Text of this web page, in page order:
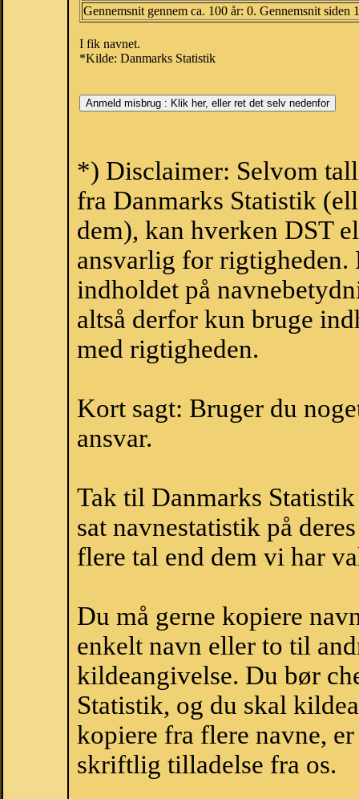
Gennemsnit gennem ca. 100 år: 0. Gennemsnit siden
I fik navnet.
*Kilde: Danmarks Statistik
*) Disclaimer: Selvom
fra Danmarks Statistik
dem), kan hverken DST
ansvarlig for
indholdet på
altså derfor kun bruge
med rigtigheden.
Kort sagt: Bruger du
ansvar.
Tak til Danmarks
sat navnestatistik på
flere tal end dem vi har
Du må gerne kopiere
enkelt navn eller to til
kildeangivelse. Du bør
Statistik, og du skal
kopiere fra flere navne,
skriftlig tilladelse fra os.